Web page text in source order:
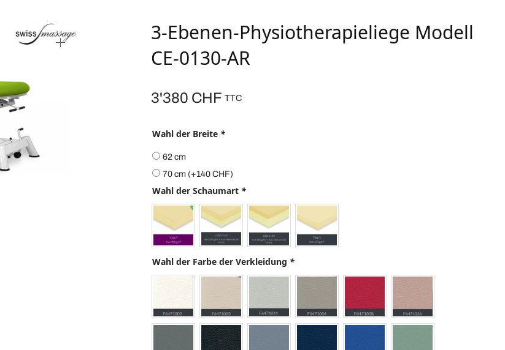
3-Ebenen-Physiotherapieliege Modell
CE-0130-AR
3'380 CHF TTC
Wahl der Breite *
62 cm
70 cm (+140 CHF)
Wahl der Schaumart *
Wahl der Farbe der Verkleidung *